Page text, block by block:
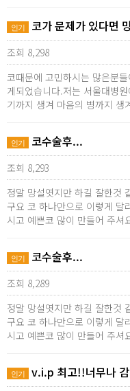
인기 코가 문제가 있다면
조회 8,298
코때문에 고민하시는 많은분
게되었습니다.저는 서울대병
기까지 생겨 마음의 병까지
인기 코수술후...
조회 8,293
정말 망설엿지만 하길 잘한것
구요 코 하나만으로 이렇게 달
시고 예쁜코 많이 만들어 주
인기 코수술후...
조회 8,289
정말 망설엿지만 하길 잘한것
구요 코 하나만으로 이렇게 달
시고 예쁜코 많이 만들어 주
인기 v.i.p 최고!!너무나